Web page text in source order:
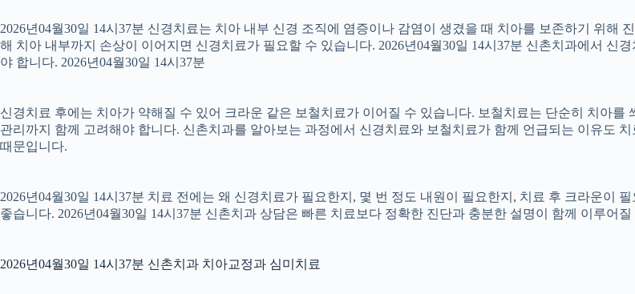
2026년04월30일 14시37분 신경치료는 치아 내부 신경 조직에 염증이나 감염이 생겼을 때 치아를 보존하기 위해
해 치아 내부까지 손상이 이어지면 신경치료가 필요할 수 있습니다. 2026년04월30일 14시37분 신촌치과에서 신
야 합니다. 2026년04월30일 14시37분
신경치료 후에는 치아가 약해질 수 있어 크라운 같은 보철치료가 이어질 수 있습니다. 보철치료는 단순히 치아를
관리까지 함께 고려해야 합니다. 신촌치과를 알아보는 과정에서 신경치료와 보철치료가 함께 언급되는 이유도
때문입니다.
2026년04월30일 14시37분 치료 전에는 왜 신경치료가 필요한지, 몇 번 정도 내원이 필요한지, 치료 후 크라운이
좋습니다. 2026년04월30일 14시37분 신촌치과 상담은 빠른 치료보다 정확한 진단과 충분한 설명이 함께 이루어
2026년04월30일 14시37분 신촌치과 치아교정과 심미치료